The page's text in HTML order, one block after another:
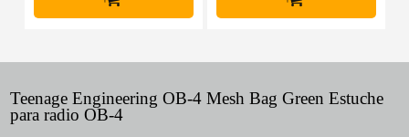
Teenage Engineering OB-4 Mesh Bag Green Estuche
para radio OB-4